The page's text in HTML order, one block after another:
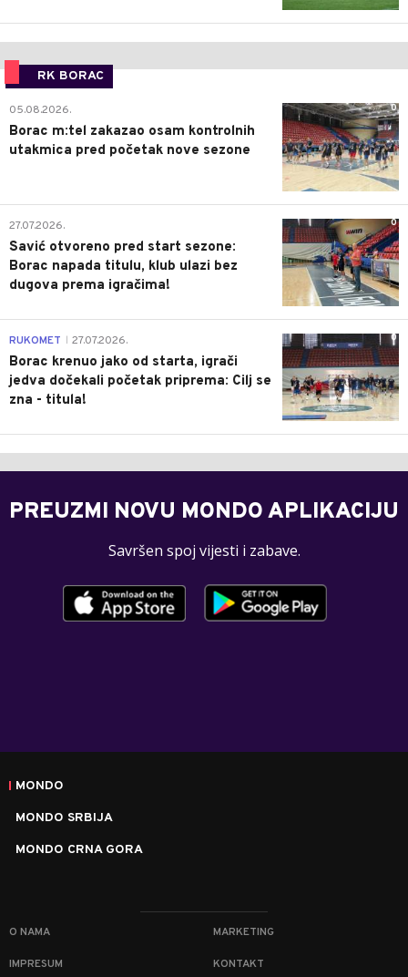
RK BORAC
0
05.08.2026.
Borac m:tel zakazao osam kontrolnih
utakmica pred početak nove sezone
0
27.07.2026.
Savić otvoreno pred start sezone:
Borac napada titulu, klub ulazi bez
dugova prema igračima!
0
RUKOMET 27.07.2026.
Borac krenuo jako od starta, igrači
jedva dočekali početak priprema: Cilj se
zna - titula!
PREUZMI NOVU MONDO APLIKACIJU
Savršen spoj vijesti i zabave.
MONDO
MONDO SRBIJA
MONDO CRNA GORA
O NAMA MARKETING
IMPRESUM KONTAKT